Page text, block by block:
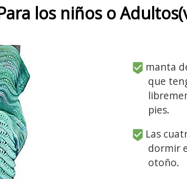
los niños o
manta
que
pies.
Las
dormir
otoño.